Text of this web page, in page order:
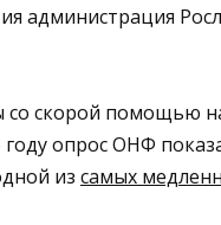
администрация
скорой помощью
опрос ОНФ
из самых